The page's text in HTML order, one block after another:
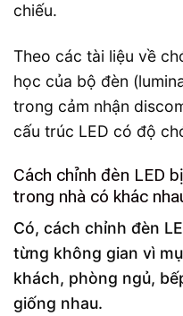
chiếu.
Theo các tài liệu về
học của bộ đèn
trong cảm nhận
cấu trúc LED có độ
Cách chỉnh đèn LED
trong nhà có khác
Có, cách chỉnh đèn
từng không gian vì
khách, phòng ngủ,
giống nhau.